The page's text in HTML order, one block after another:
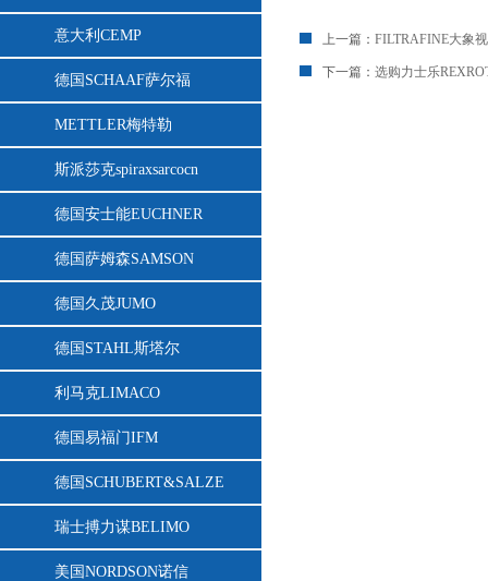
意大利CEMP
德国SCHAAF萨尔福
METTLER梅特勒
斯派莎克spiraxsarcocn
德国安士能EUCHNER
德国萨姆森SAMSON
德国久茂JUMO
德国STAHL斯塔尔
利马克LIMACO
德国易福门IFM
德国SCHUBERT&SALZE
瑞士搏力谋BELIMO
美国NORDSON诺信
上一篇： FILTRAFINE大象
下一篇： 选购力士乐